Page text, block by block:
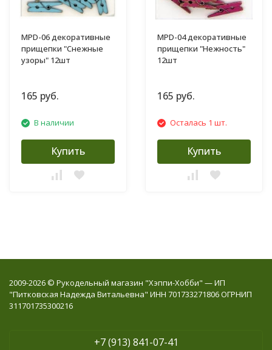
MPD-06 декоративные
прищепки "Снежные
узоры" 12шт
165 руб.
В наличии
Купить
MPD-04 декоративные
прищепки "Нежность"
12шт
165 руб.
Осталась 1 шт.
Купить
2009-2026 © Рукодельный магазин "Хэппи-Хобби" — ИП
"Питковская Надежда Витальевна" ИНН 701733271806 ОГРНИП
311701735300216
+7 (913) 841-07-41